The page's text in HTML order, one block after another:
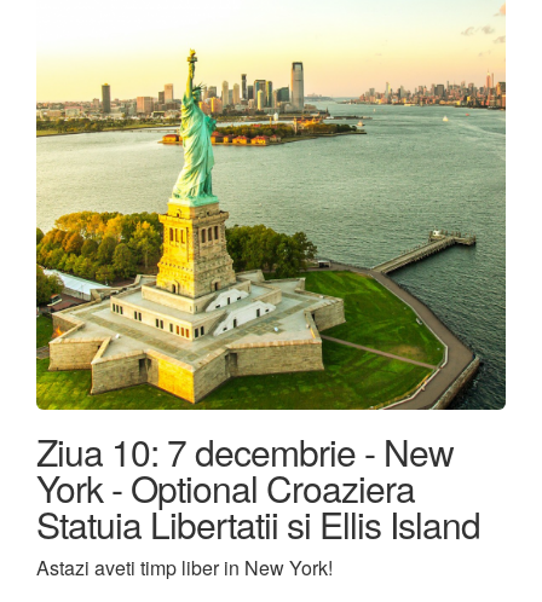
Ziua 10: 7 decembrie - New
York - Optional Croaziera
Statuia Libertatii si Ellis Island
Astazi aveti timp liber in New York!